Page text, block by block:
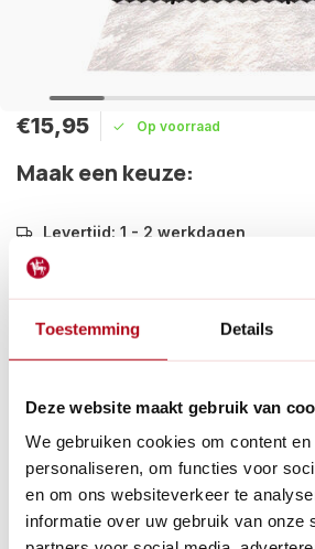
Toestemming Details
Deze website maakt gebruik van
We gebruiken cookies om content
personaliseren, om functies voor
en om ons websiteverkeer te
informatie over uw gebruik van onze
€15,95 Op voorraad
Maak een keuze:
Levertijd: 1 - 2 werkdagen
Volume voordeel
Aantal
75
-10%
Met deze splitplaat legt u gemakkelijk
parkeerplaats aan. De platen zorgen
stabiele ondergrond krijgt.
Lees meer
Betaal achteraf met Riverty.